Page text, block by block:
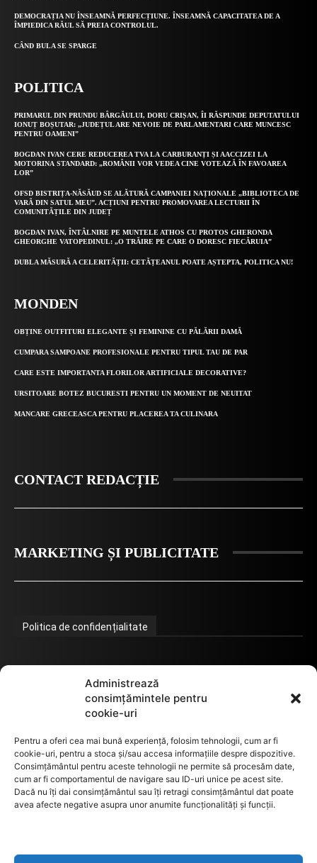
Administrează
consimțămintele pentru
cookie-uri
Pentru a oferi cea mai bună experiență, folosim tehnologii, cum ar fi
cookie-uri, pentru a stoca și/sau accesa informațiile despre dispozitive.
Consimțământul pentru aceste tehnologii ne permite să procesăm date,
cum ar fi comportamentul de navigare sau ID-uri unice pe acest site.
Dacă nu îți dai consimțământul sau îți retragi consimțământul dat poate
avea afecte negative asupra unor anumite funcționalități și funcții.
DEMOCRAȚIA NU ÎNSEAMNĂ PERFECȚIUNE. ÎNSEAMNĂ CAPACITATEA DE A
ÎMPIEDICA RĂUL SĂ PREIA CONTROLUL.
CÂND BULA SE SPARGE
POLITICA
PRIMARUL DIN PRUNDU BÂRGĂULUI, DORU CRIȘAN, ÎI RĂSPUNDE DEPUTATULUI
IONUȚ BOȘUTAR: „JUDEȚUL ARE NEVOIE DE PARLAMENTARI CARE MUNCESC
PENTRU OAMENI”
BOGDAN IVAN CERE REDUCEREA TVA LA CARBURANȚI ȘI AACCIZEI LA
MOTORINA STANDARD: „ROMÂNII VOR VEDEA CINE VOTEAZĂ ÎN FAVOAREA
LOR”
OFSD BISTRIȚA-NĂSĂUD SE ALĂTURĂ CAMPANIEI NAȚIONALE „BIBLIOTECA DE
VARĂ DIN SATUL MEU”. ACȚIUNI PENTRU PROMOVAREA LECTURII ÎN
COMUNITĂȚILE DIN JUDEȚ
BOGDAN IVAN, ÎNTÂLNIRE PE MUNTELE ATHOS CU PROTOS GHERONDA
GHEORGHE VATOPEDINUL: „O TRĂIRE PE CARE O DORESC FIECĂRUIA”
DUBLA MĂSURĂ A CELERITĂȚII: CETĂȚEANUL POATE AȘTEPTA, POLITICA NU!
MONDEN
OBȚINE OUTFITURI ELEGANTE ȘI FEMININE CU PĂLĂRII DAMĂ
CUMPARA SAMPOANE PROFESIONALE PENTRU TIPUL TAU DE PAR
CARE ESTE IMPORTANTA FLORILOR ARTIFICIALE DECORATIVE?
URSITOARE BOTEZ BUCURESTI PENTRU UN MOMENT DE NEUITAT
MANCARE GRECEASCA PENTRU PLACEREA TA CULINARA
CONTACT REDACȚIE
MARKETING ȘI PUBLICITATE
Politica de confidențialitate
Termeni de utilizare
GDPR